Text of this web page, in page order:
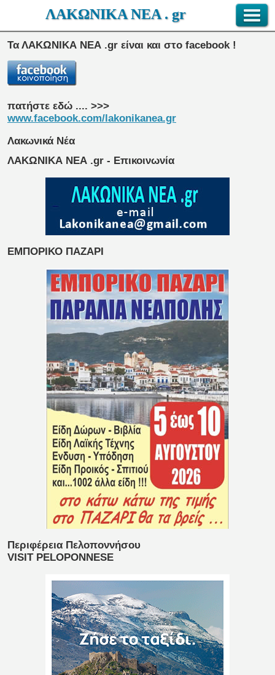
ΛΑΚΩΝΙΚΑ ΝΕΑ . gr
Τα ΛΑΚΩΝΙΚΑ ΝΕΑ .gr είναι και στο facebook !
πατήστε εδώ .... >>>
www.facebook.com/lakonikanea.gr
Λακωνικά Νέα
ΛΑΚΩΝΙΚΑ ΝΕΑ .gr - Επικοινωνία
ΕΜΠΟΡΙΚΟ ΠΑΖΑΡΙ
Περιφέρεια Πελοποννήσου
VISIT PELOPONNESE